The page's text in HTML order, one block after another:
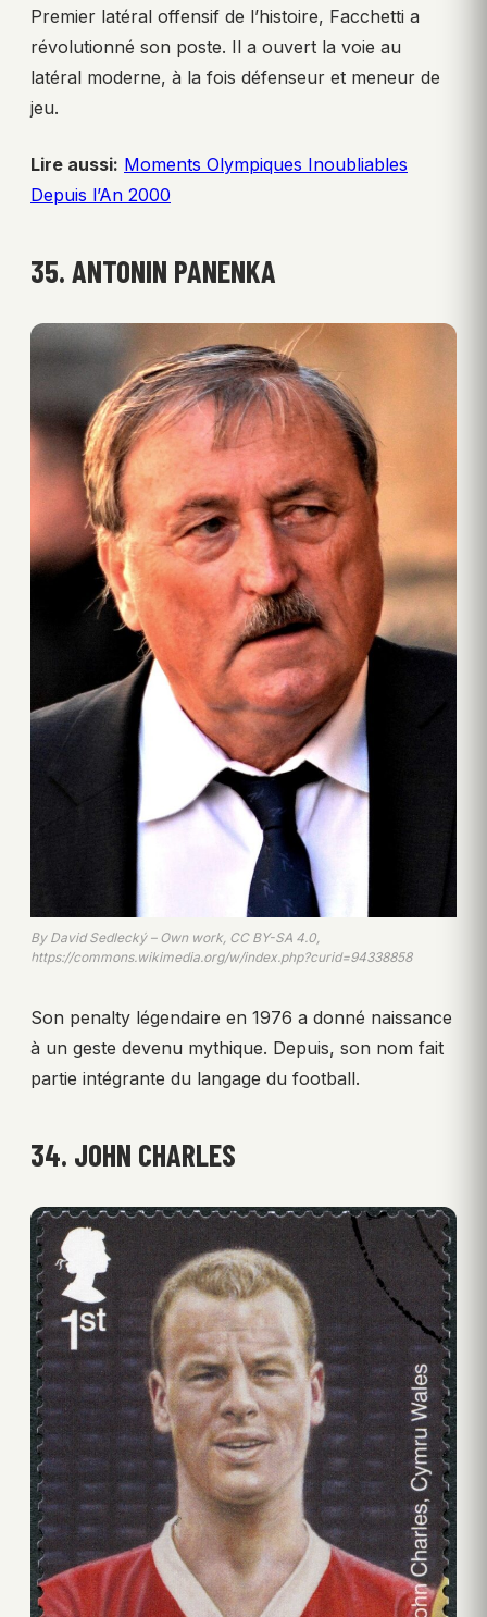
Premier latéral offensif de l’histoire, Facchetti a
révolutionné son poste. Il a ouvert la voie au
latéral moderne, à la fois défenseur et meneur de
jeu.
Lire aussi: Moments Olympiques Inoubliables
Depuis l’An 2000
35. ANTONIN PANENKA
By David Sedlecký – Own work, CC BY-SA 4.0,
https://commons.wikimedia.org/w/index.php?curid=94338858
Son penalty légendaire en 1976 a donné naissance
à un geste devenu mythique. Depuis, son nom fait
partie intégrante du langage du football.
34. JOHN CHARLES